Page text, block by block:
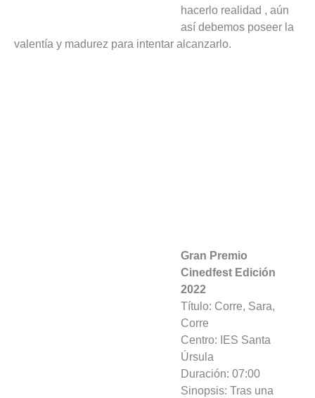
hacerlo realidad , aún
así debemos poseer la
valentía y madurez para intentar alcanzarlo.
Gran Premio
Cinedfest Edición
2022
Título: Corre, Sara,
Corre
Centro: IES Santa
Úrsula
Duración: 07:00
Sinopsis: Tras una